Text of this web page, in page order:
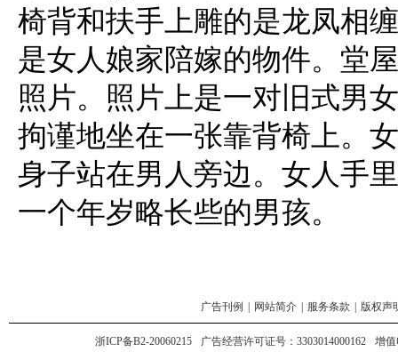
椅背和扶手上雕的是龙凤相
是女人娘家陪嫁的物件。堂
照片。照片上是一对旧式男
拘谨地坐在一张靠背椅上。
身子站在男人旁边。女人手
一个年岁略长些的男孩。
广告刊例 网站简介 服务条款 版权声
浙ICP备B2-20060215 广告经营许可证号：3303014000162
增